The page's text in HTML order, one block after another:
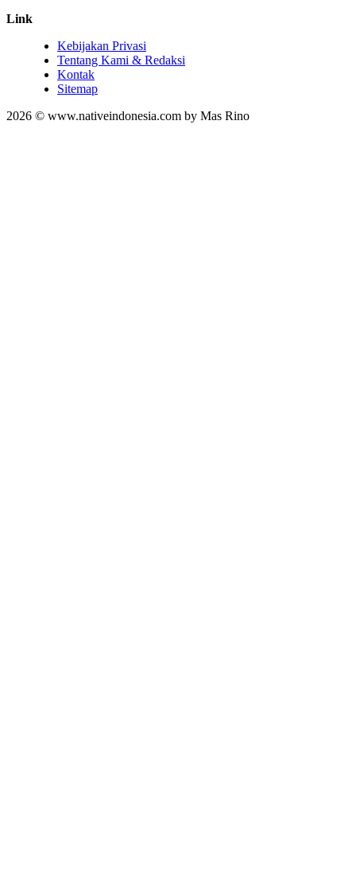
Link
Kebijakan Privasi
Tentang Kami & Redaksi
Kontak
Sitemap
2026 © www.nativeindonesia.com by Mas Rino